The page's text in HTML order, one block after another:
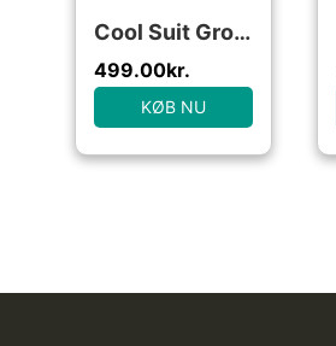
Cool Suit Groovy Kostume
499.00kr.
KØB NU